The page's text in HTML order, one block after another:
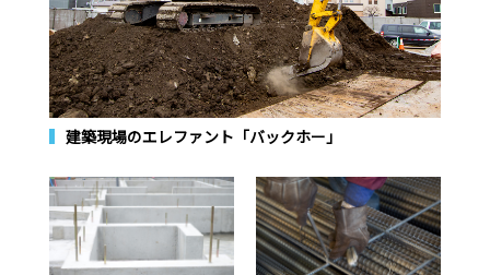
建築現場のエレファント「バックホー」